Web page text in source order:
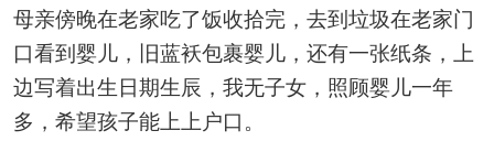
母亲傍晚在老家吃了饭收拾完，去到垃圾在老家门
口看到婴儿，旧蓝袄包裹婴儿，还有一张纸条，上
边写着出生日期生辰，我无子女，照顾婴儿一年
多，希望孩子能上上户口。